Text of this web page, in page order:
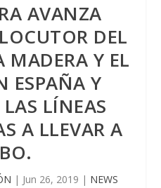
AVANZA
DEL
MADERA Y EL
ESPAÑA Y
LAS LÍNEAS
A LLEVAR A
| Jun 26, 2019 | NEWS